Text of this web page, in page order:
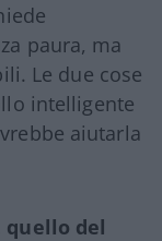
paura, ma
Le due cose
intelligente
aiutarla
del